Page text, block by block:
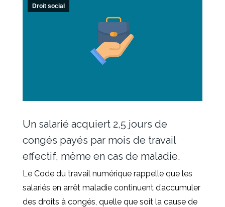
Droit social
Un salarié acquiert 2,5 jours de
congés payés par mois de travail
effectif, même en cas de maladie.
Le Code du travail numérique rappelle que les
salariés en arrêt maladie continuent d’accumuler
des droits à congés, quelle que soit la cause de